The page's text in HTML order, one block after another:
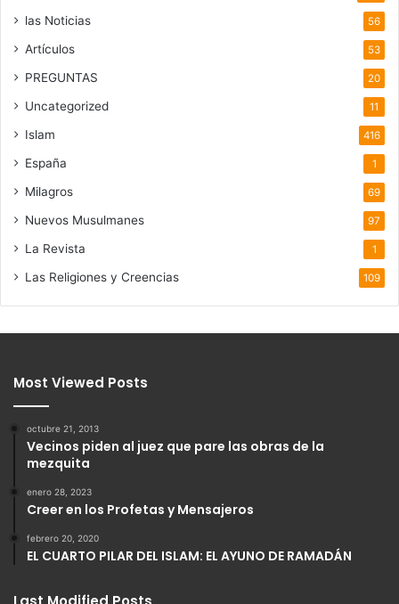
las Noticias 56
Artículos 53
PREGUNTAS 20
Uncategorized 11
Islam 416
España 1
Milagros 69
Nuevos Musulmanes 97
La Revista 1
Las Religiones y Creencias 109
Most Viewed Posts
octubre 21, 2013
Vecinos piden al juez que pare las obras de la
mezquita
enero 28, 2023
Creer en los Profetas y Mensajeros
febrero 20, 2020
EL CUARTO PILAR DEL ISLAM: EL AYUNO DE RAMADÁN